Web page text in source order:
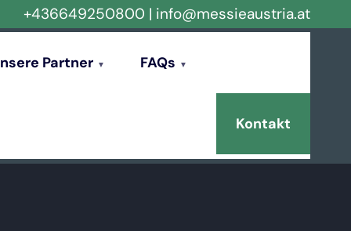
+436649250800 | info@messieaustria.at
Partner FAQs
Kontakt